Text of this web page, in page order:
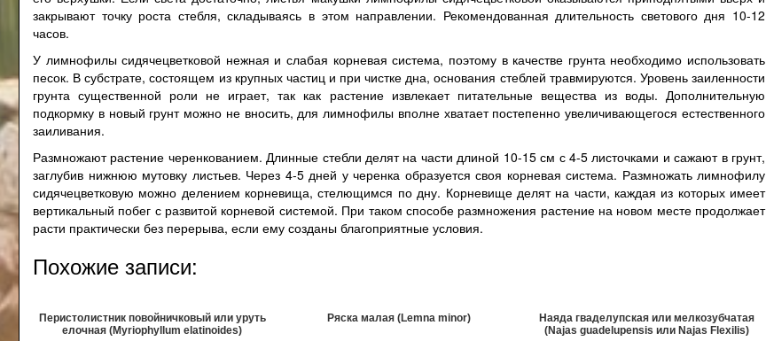
закрывают точку роста стебля, складываясь в этом направлении. Рекомендованная длительность светового дня 10-12
часов.
У лимнофилы сидячецветковой нежная и слабая корневая система, поэтому в качестве грунта необходимо использовать
песок. В субстрате, состоящем из крупных частиц и при чистке дна, основания стеблей травмируются. Уровень заиленности
грунта существенной роли не играет, так как растение извлекает питательные вещества из воды. Дополнительную
подкормку в новый грунт можно не вносить, для лимнофилы вполне хватает постепенно увеличивающегося естественного
заиливания.
Размножают растение черенкованием. Длинные стебли делят на части длиной 10-15 см с 4-5 листочками и сажают в грунт,
заглубив нижнюю мутовку листьев. Через 4-5 дней у черенка образуется своя корневая система. Размножать лимнофилу
сидячецветковую можно делением корневища, стелющимся по дну. Корневище делят на части, каждая из которых имеет
вертикальный побег с развитой корневой системой. При таком способе размножения растение на новом месте продолжает
расти практически без перерыва, если ему созданы благоприятные условия.
Похожие записи:
Перистолистник повойничковый или уруть
елочная (Myriophyllum elatinoides)
Ряска малая (Lemna minor)
Наяда гваделупская или мелкозубчатая
(Najas guadelupensis или Najas Flexilis)